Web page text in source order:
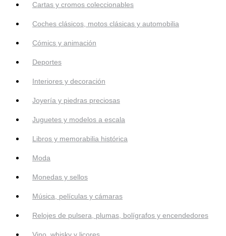
Cartas y cromos coleccionables
Coches clásicos, motos clásicas y automobilia
Cómics y animación
Deportes
Interiores y decoración
Joyería y piedras preciosas
Juguetes y modelos a escala
Libros y memorabilia histórica
Moda
Monedas y sellos
Música, películas y cámaras
Relojes de pulsera, plumas, bolígrafos y encendedores